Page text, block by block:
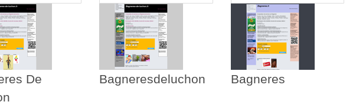
De
Bagneresdeluchon Bagneres